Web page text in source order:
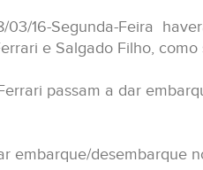
16-Segunda-Feira
e Salgado Filho, como
passam a dar
embarque/desembarque